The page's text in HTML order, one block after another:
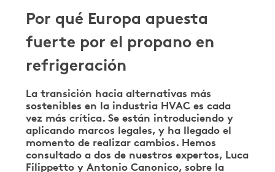
Por qué Europa apuesta
fuerte por el propano en
refrigeración
La transición hacia alternativas más
sostenibles en la industria HVAC es cada
vez más crítica. Se están introduciendo y
aplicando marcos legales, y ha llegado el
momento de realizar cambios. Hemos
consultado a dos de nuestros expertos, Luca
Filippetto y Antonio Canonico, sobre la